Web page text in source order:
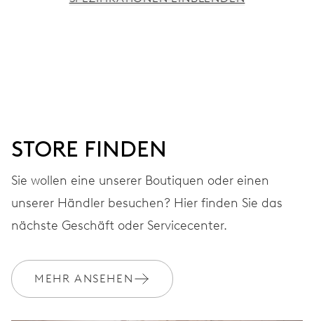
120 Std.
KALIBER
CALIBRE 401 (ohne Datum)
ABMESSUNGEN
Ø 30.00 mm, 13 1/4’’’
STORE FINDEN
Sie wollen eine unserer Boutiquen oder einen
unserer Händler besuchen? Hier finden Sie das
nächste Geschäft oder Servicecenter.
MEHR ANSEHEN